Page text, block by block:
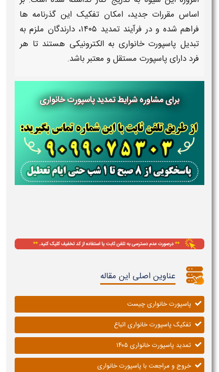
اساس مقررات جدید، امکان تفکیکاین گذرنامه‌ ها
فراهم شده و در فرآیندتمدید ۱۴۰۵
، دارندگان ملزم به
تبدیل پاسپورت خانواری به الکترونیکی هستند تا هر
فرد دارایپاسپورت مستقل و معتبر باشد.
برای مشاوره شرایط تمدید پاسپورت خانواری
عناوین اصلی این مقاله
پاسپورت خانواری چیست
تفکیک پاسپورت خانواری اتباع
تمدید پاسپورت خانواری ۱۴۰۵
خروج و مراجعت با پاسپورت خانواری